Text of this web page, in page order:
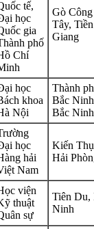
tế,
học
gia
phố
Chí
Gò Công
Tây, Tiền
Giang
học
khoa
Nội
Thành
Bắc
Bắc Ninh
học
hải
Nam
Kiến
Hải
viện
thuật
sự
Tiên Du,
Ninh